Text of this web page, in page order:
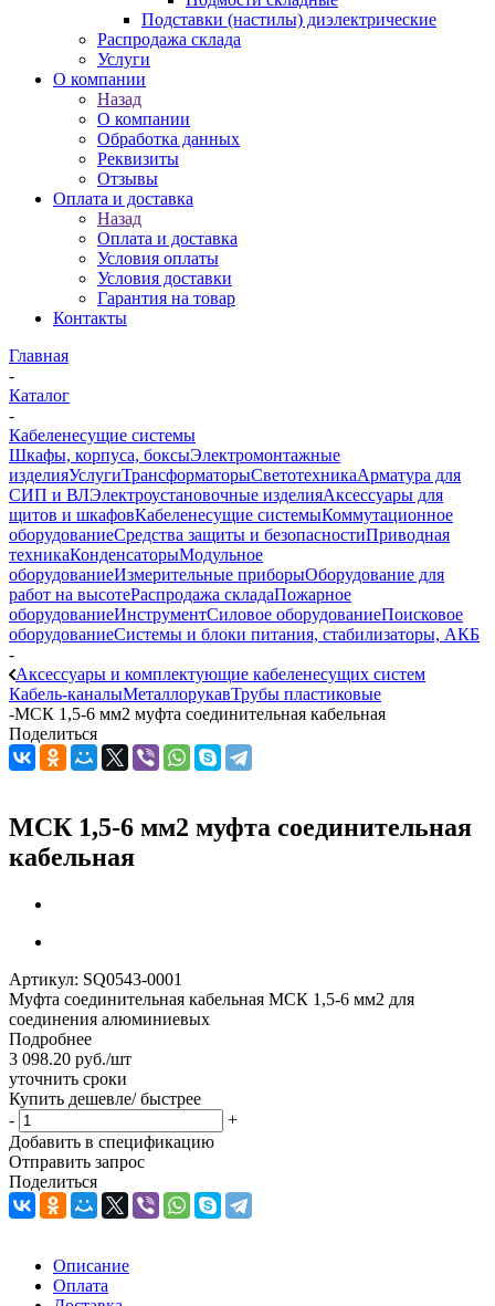
Подставки (настилы) диэлектрические
Распродажа склада
Услуги
О компании
Назад
О компании
Обработка данных
Реквизиты
Отзывы
Оплата и доставка
Назад
Оплата и доставка
Условия оплаты
Условия доставки
Гарантия на товар
Контакты
Главная
-
Каталог
-
Кабеленесущие системы
Шкафы, корпуса, боксыЭлектромонтажные
изделияУслугиТрансформаторыСветотехникаАрматура для
СИП и ВЛЭлектроустановочные изделияАксессуары для
щитов и шкафовКабеленесущие системыКоммутационное
оборудованиеСредства защиты и безопасностиПриводная
техникаКонденсаторыМодульное
оборудованиеИзмерительные приборыОборудование для
работ на высотеРаспродажа складаПожарное
оборудованиеИнструментСиловое оборудованиеПоисковое
оборудованиеСистемы и блоки питания, стабилизаторы, АКБ
-
Аксессуары и комплектующие кабеленесущих систем
Кабель-каналыМеталлорукавТрубы пластиковые
-МСК 1,5-6 мм2 муфта соединительная кабельная
Поделиться
МСК 1,5-6 мм2 муфта соединительная
кабельная
Артикул: SQ0543-0001
Муфта соединительная кабельная МСК 1,5-6 мм2 для
соединения алюминиевых
Подробнее
3 098.20 руб./шт
уточнить сроки
Купить дешевле/ быстрее
-
+
Добавить в спецификацию
Отправить запрос
Поделиться
Описание
Оплата